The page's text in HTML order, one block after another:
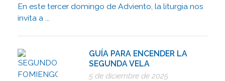
En este tercer domingo de Adviento, la liturgia nos
invita a ...
GUÍA PARA ENCENDER LA
SEGUNDA VELA
5 de diciembre de 2025